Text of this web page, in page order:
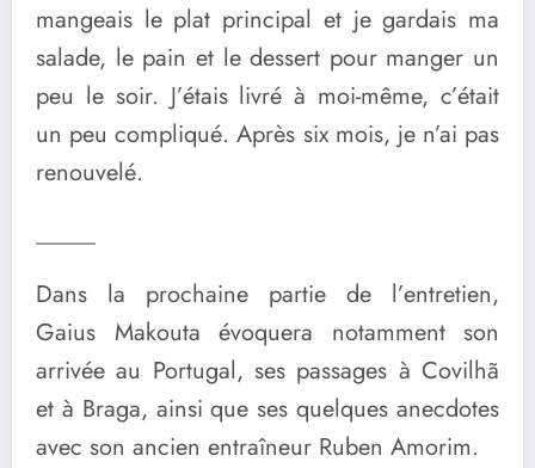
mangeais le plat principal et je gardais ma
salade, le pain et le dessert pour manger un
peu le soir. J’étais livré à moi-même, c’était
un peu compliqué. Après six mois, je n’ai pas
renouvelé.
_____
Dans la prochaine partie de l’entretien,
Gaius Makouta évoquera notamment son
arrivée au Portugal, ses passages à Covilhã
et à Braga, ainsi que ses quelques anecdotes
avec son ancien entraîneur Ruben Amorim.